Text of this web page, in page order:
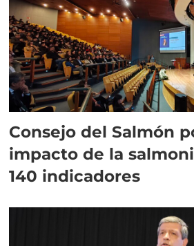
Consejo del Salmón
impacto de la
140 indicadores